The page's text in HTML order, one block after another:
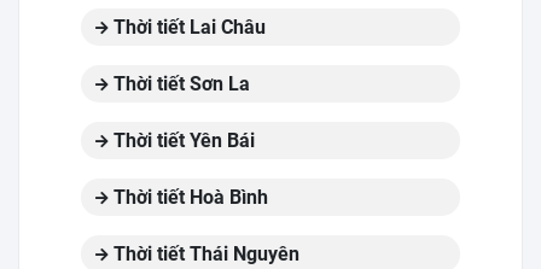
Thời tiết Lai Châu
Thời tiết Sơn La
Thời tiết Yên Bái
Thời tiết Hoà Bình
Thời tiết Thái Nguyên